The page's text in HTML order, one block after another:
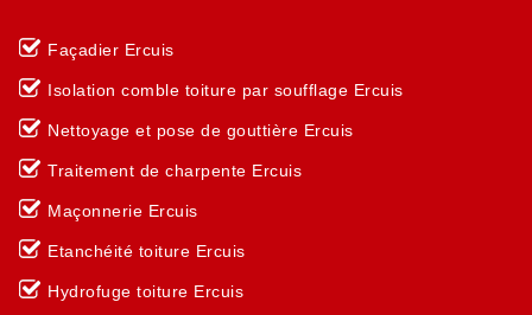
Façadier Ercuis
Isolation comble toiture par soufflage Ercuis
Nettoyage et pose de gouttière Ercuis
Traitement de charpente Ercuis
Maçonnerie Ercuis
Etanchéité toiture Ercuis
Hydrofuge toiture Ercuis